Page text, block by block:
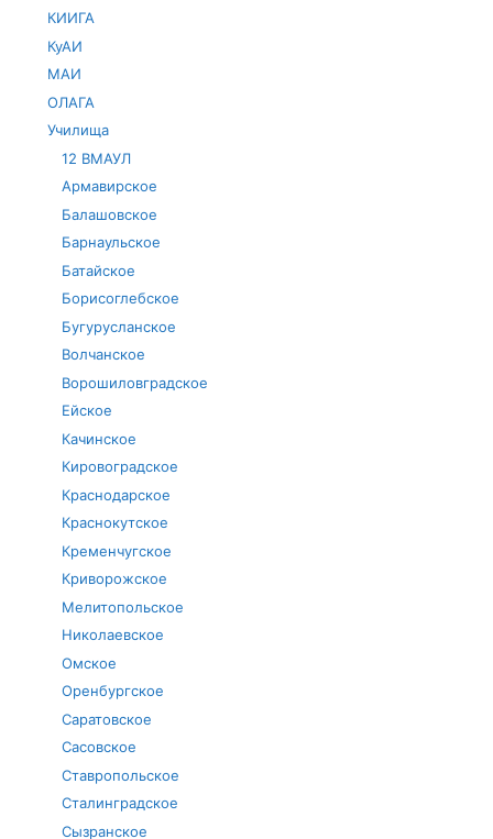
КИИГА
КуАИ
МАИ
ОЛАГА
Училища
12 ВМАУЛ
Армавирское
Балашовское
Барнаульское
Батайское
Борисоглебское
Бугурусланское
Волчанское
Ворошиловградское
Ейское
Качинское
Кировоградское
Краснодарское
Краснокутское
Кременчугское
Криворожское
Мелитопольское
Николаевское
Омское
Оренбургское
Саратовское
Сасовское
Ставропольское
Сталинградское
Сызранское